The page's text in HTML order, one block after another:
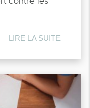
LIRE LA SUITE